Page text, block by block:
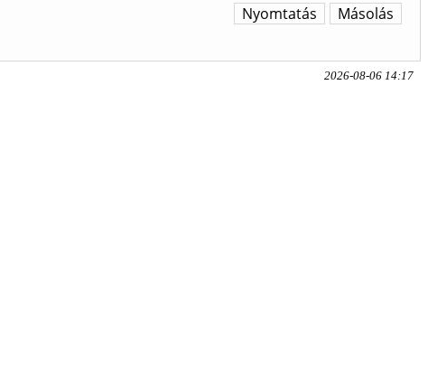
Másolás
Nyomtatás
2026-08-06 14:17